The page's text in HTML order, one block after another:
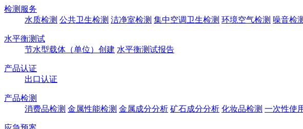
检测服务
水质检测 公共卫生检测 洁净室检测 集中空调卫生检测 环境空气检测 噪音检
水平衡测试
节水型载体（单位）创建 水平衡测试报告
产品认证
出口认证
产品检测
消费品检测 金属性能检测 金属成分分析 矿石成分分析 化妆品检测 一次性使